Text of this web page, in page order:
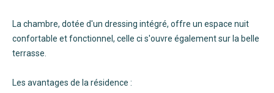
La chambre, dotée d'un dressing intégré, offre un espace nuit
confortable et fonctionnel, celle ci s'ouvre également sur la belle
terrasse.
Les avantages de la résidence :